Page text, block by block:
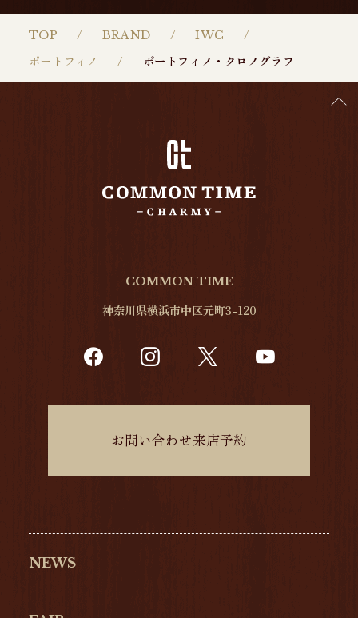
TOP BRAND
IWC
ポートフィノ
ポートフィノ・クロノグラフ
NEWS
COMMON TIME
神奈川県横浜市中区元町3-120
お問い合わせ来店予約